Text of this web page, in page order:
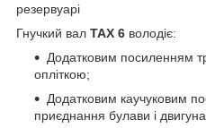
резервуарі
Гнучкий вал TAX 6 володіє:
Додатковим посиленням
опліткою;
Додатковим каучуковим
приєднання булави і